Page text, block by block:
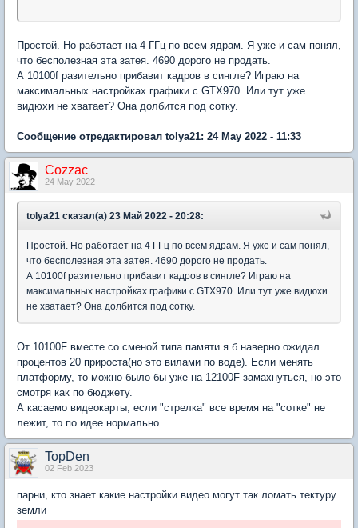
Простой. Но работает на 4 ГГц по всем ядрам. Я уже и сам понял,
что бесполезная эта затея. 4690 дорого не продать.
А 10100f разительно прибавит кадров в сингле? Играю на
максимальных настройках графики с GTX970. Или тут уже
видюхи не хватает? Она долбится под сотку.
Сообщение отредактировал tolya21: 24 May 2022 - 11:33
Cozzac
24 May 2022
tolya21 сказал(а) 23 Май 2022 - 20:28:
Простой. Но работает на 4 ГГц по всем ядрам. Я уже и сам понял,
что бесполезная эта затея. 4690 дорого не продать.
А 10100f разительно прибавит кадров в сингле? Играю на
максимальных настройках графики с GTX970. Или тут уже видюхи
не хватает? Она долбится под сотку.
От 10100F вместе со сменой типа памяти я б наверно ожидал
процентов 20 прироста(но это вилами по воде). Если менять
платформу, то можно было бы уже на 12100F замахнуться, но это
смотря как по бюджету.
А касаемо видеокарты, если "стрелка" все время на "сотке" не
лежит, то по идее нормально.
TopDen
02 Feb 2023
парни, кто знает какие настройки видео могут так ломать тектуру
земли